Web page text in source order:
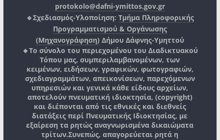
protokolo@dafni-ymittos.gov.gr
🔹Σχεδιασμός-Υλοποίηση: Τμήμα Πληροφορικής
Προγραμματισμού & Οργάνωσης
(Μηχανογράφηση) Δήμου Δάφνης-Υμηττού
🔸Το σύνολο του περιεχομένου του Διαδικτυακού
Τόπου μας, συμπεριλαμβανομένων, των
κειμένων, ειδήσεων, γραφικών, φωτογραφιών,
σχεδιαγραμμάτων, απεικονίσεων, παρεχόμενων
υπηρεσιών και γενικά κάθε είδους αρχείων,
αποτελούν πνευματική ιδιοκτησία, (copyright)
και διέπονται από τις εθνικές και διεθνείς
διατάξεις περί Πνευματικής Ιδιοκτησίας, με
εξαίρεση τα ρητώς αναγνωρισμένα δικαιώματα
τρίτων.Συνεπώς, απαγορεύεται ρητά η